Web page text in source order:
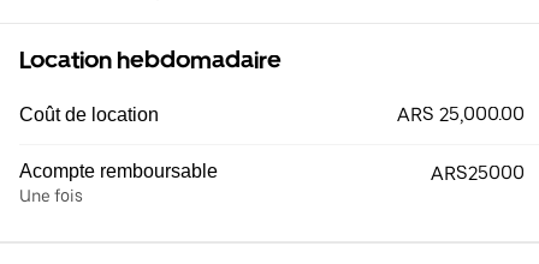
Location hebdomadaire
Coût de location ARS 25,000.00
Acompte remboursable
Une fois
ARS25000